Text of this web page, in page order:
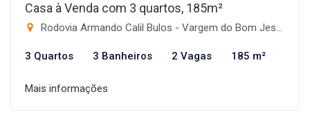
Casa à Venda com 3 quartos, 185m²
Rodovia Armando Calil Bulos - Vargem do Bom Jesus, Florianópolis-SC
3 Quartos 3 Banheiros 2 Vagas 185 m²
Mais informações